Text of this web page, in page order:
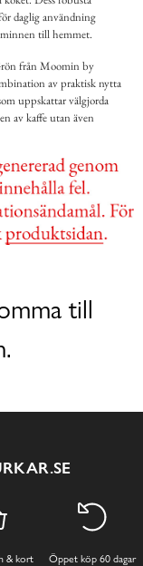
daglig användning
till hemmet.
från Moomin by
av praktisk nytta
uppskattar välgjorda
av kaffe utan även
till
& kort Öppet köp 60 dagar